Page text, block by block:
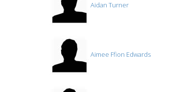
Aidan Turner
Aimee Ffion Edwards